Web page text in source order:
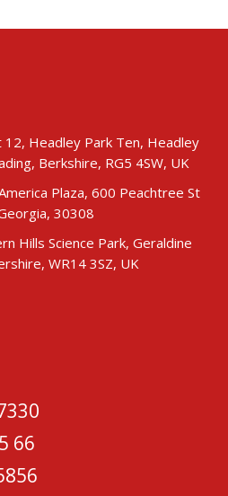
Headley Park Ten, Headley
Berkshire, RG5 4SW, UK
Plaza, 600 Peachtree St
30308
Hills Science Park, Geraldine
WR14 3SZ, UK
66